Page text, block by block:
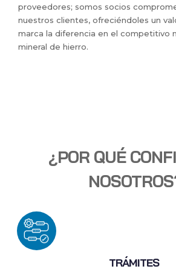
proveedores; somos socios
nuestros clientes, ofreciéndoles un
marca la diferencia en el competitivo
mineral de hierro.
¿POR QUÉ
TRÁMITES